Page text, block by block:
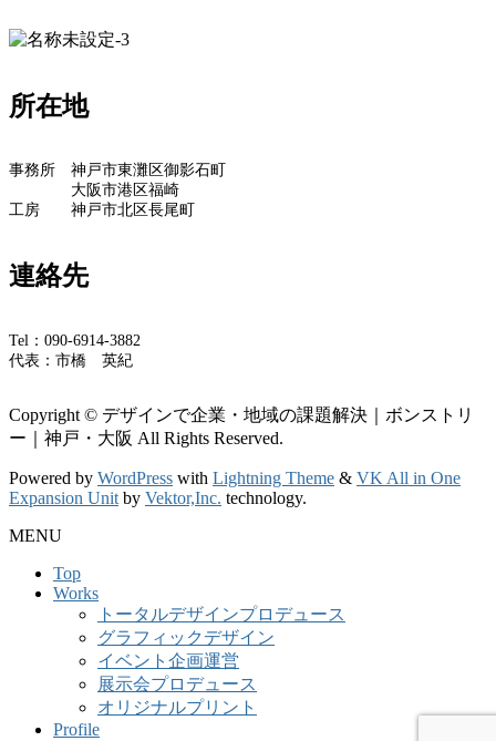
所在地
事務所 神戸市東灘区御影石町
大阪市港区福崎
工房 神戸市北区長尾町
連絡先
Tel：090-6914-3882
代表：市橋 英紀
Copyright © デザインで企業・地域の課題解決｜ボンストリ
ー｜神戸・大阪 All Rights Reserved.
Powered by WordPress with Lightning Theme & VK All in One
Expansion Unit by Vektor,Inc. technology.
MENU
Top
Works
トータルデザインプロデュース
グラフィックデザイン
イベント企画運営
展示会プロデュース
オリジナルプリント
Profile